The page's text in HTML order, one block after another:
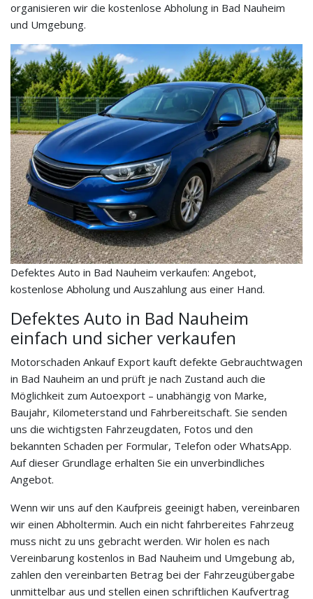
organisieren wir die kostenlose Abholung in Bad Nauheim
und Umgebung.
Defektes Auto in Bad Nauheim verkaufen: Angebot,
kostenlose Abholung und Auszahlung aus einer Hand.
Defektes Auto in Bad Nauheim
einfach und sicher verkaufen
Motorschaden Ankauf Export kauft defekte Gebrauchtwagen
in Bad Nauheim an und prüft je nach Zustand auch die
Möglichkeit zum Autoexport – unabhängig von Marke,
Baujahr, Kilometerstand und Fahrbereitschaft. Sie senden
uns die wichtigsten Fahrzeugdaten, Fotos und den
bekannten Schaden per Formular, Telefon oder WhatsApp.
Auf dieser Grundlage erhalten Sie ein unverbindliches
Angebot.
Wenn wir uns auf den Kaufpreis geeinigt haben, vereinbaren
wir einen Abholtermin. Auch ein nicht fahrbereites Fahrzeug
muss nicht zu uns gebracht werden. Wir holen es nach
Vereinbarung kostenlos in Bad Nauheim und Umgebung ab,
zahlen den vereinbarten Betrag bei der Fahrzeugübergabe
unmittelbar aus und stellen einen schriftlichen Kaufvertrag